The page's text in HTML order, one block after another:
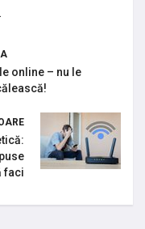
online – nu le
faci